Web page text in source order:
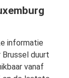
informatie
Brussel duurt
vanaf